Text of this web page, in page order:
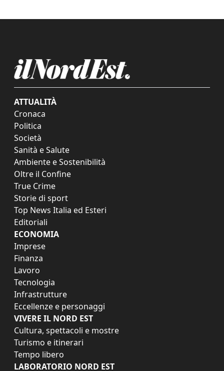
ATTUALITÀ
Cronaca
Politica
Società
Sanità e Salute
Ambiente e Sostenibilità
Oltre il Confine
True Crime
Storie di sport
Top News Italia ed Esteri
Editoriali
ECONOMIA
Imprese
Finanza
Lavoro
Tecnologia
Infrastrutture
Eccellenze e personaggi
VIVERE IL NORD EST
Cultura, spettacoli e mostre
Turismo e itinerari
Tempo libero
LABORATORIO NORD EST